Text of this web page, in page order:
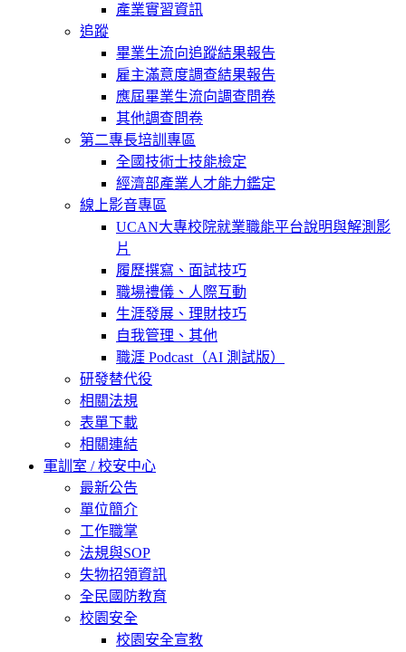
產業實習資訊
追蹤
畢業生流向追蹤結果報告
雇主滿意度調查結果報告
應屆畢業生流向調查問卷
其他調查問卷
第二專長培訓專區
全國技術士技能檢定
經濟部產業人才能力鑑定
線上影音專區
UCAN大專校院就業職能平台說明與解測影
片
履歷撰寫、面試技巧
職場禮儀、人際互動
生涯發展、理財技巧
自我管理、其他
職涯 Podcast（AI 測試版）
研發替代役
相關法規
表單下載
相關連結
軍訓室 / 校安中心
最新公告
單位簡介
工作職掌
法規與SOP
失物招領資訊
全民國防教育
校園安全
校園安全宣教